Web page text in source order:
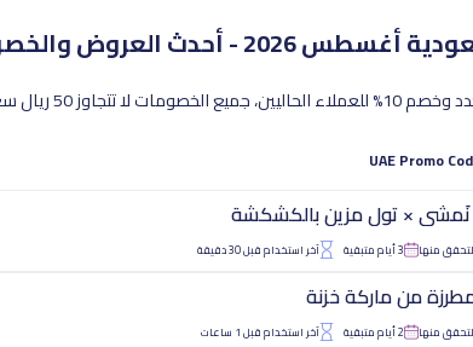
أغسطس 2026 - أحدث العروض والخصومات الفعّالة
× تول مزين بالكشكشة
منها 3 أيام متبقية آخر استخدام قبل 30 دقيقة
من ماركة خزنة
منها 2 أيام متبقية آخر استخدام قبل 1 ساعات